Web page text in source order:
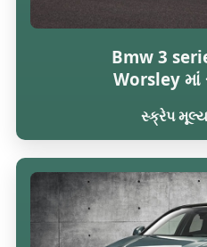
Bmw 3
Worsley
સ્ક્રેપ